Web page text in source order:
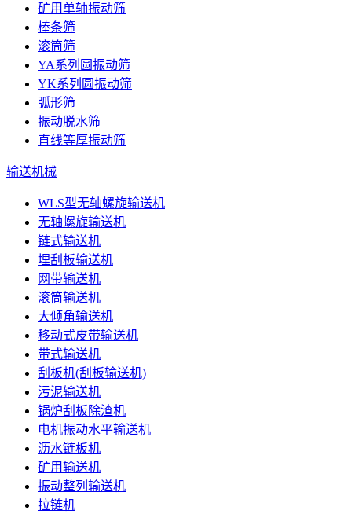
矿用单轴振动筛
棒条筛
滚筒筛
YA系列圆振动筛
YK系列圆振动筛
弧形筛
振动脱水筛
直线等厚振动筛
输送机械
WLS型无轴螺旋输送机
无轴螺旋输送机
链式输送机
埋刮板输送机
网带输送机
滚筒输送机
大倾角输送机
移动式皮带输送机
带式输送机
刮板机(刮板输送机)
污泥输送机
锅炉刮板除渣机
电机振动水平输送机
沥水链板机
矿用输送机
振动整列输送机
拉链机